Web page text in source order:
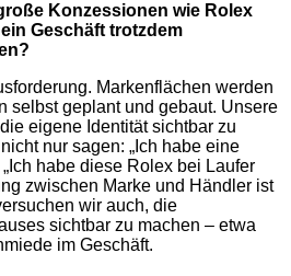
Konzessionen wie Rolex
Geschäft trotzdem
Markenflächen werden
selbst geplant und gebaut. Unsere
eigene Identität sichtbar zu
nur sagen: „Ich habe eine
habe diese Rolex bei Laufer
zwischen Marke und Händler ist
wir auch, die
sichtbar zu machen – etwa
im Geschäft.